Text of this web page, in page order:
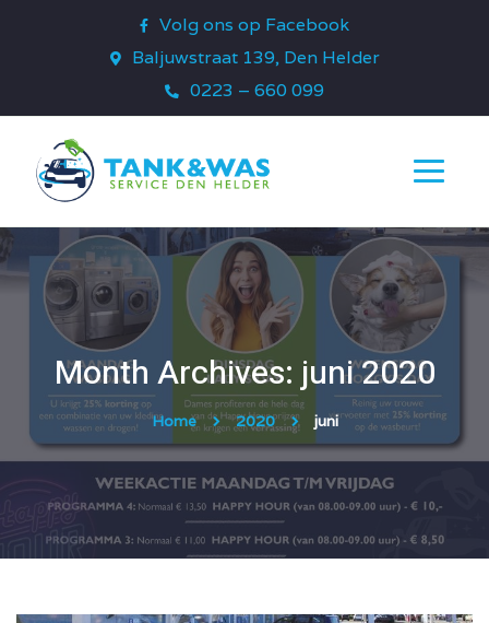
Volg ons op Facebook
Baljuwstraat 139, Den Helder
0223 – 660 099
Month Archives: juni 2020
Home 2020 juni